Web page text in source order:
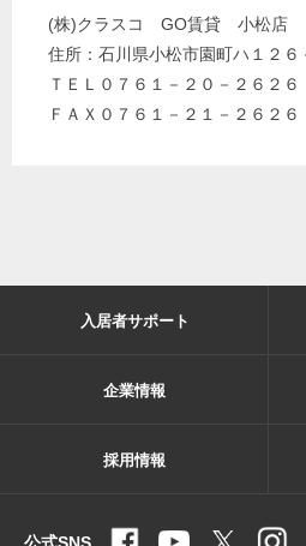
(株)クラスコ GO賃貸 小松店
住所：石川県小松市園町ハ１２６
ＴＥＬ０７６１－２０－２６２６
ＦＡＸ０７６１－２１－２６２６
入居者サポート
企業情報
採用情報